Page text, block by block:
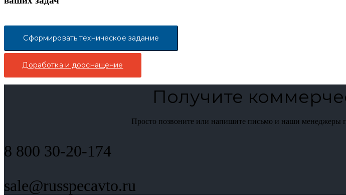
Сформировать техническое задание
Доработка и дооснащение
Получите
Просто позвоните или напишите письмо и наши менеджеры
8 800 30-20-174
sale@russpecavto.ru